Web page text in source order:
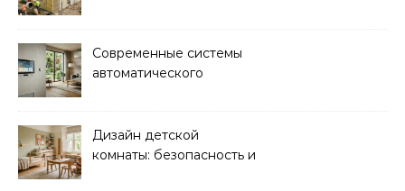
Современные системы
автоматического
Дизайн детской
комнаты: безопасность и